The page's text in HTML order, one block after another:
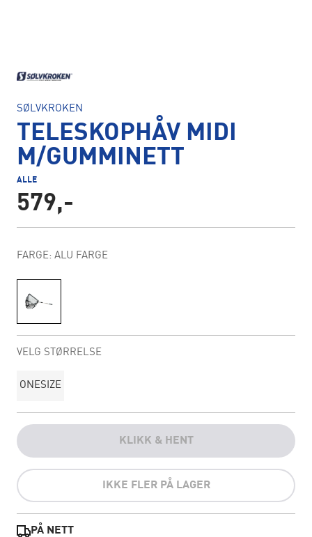
SØLVKROKEN
TELESKOPHÅV MIDI
M/GUMMINETT
ALLE
579,-
FARGE: ALU FARGE
VELG STØRRELSE
ONESIZE
KLIKK & HENT
IKKE FLER PÅ LAGER
PÅ NETT